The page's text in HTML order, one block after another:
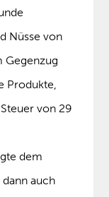
Nüsse von
Gegenzug
Produkte,
von 29
dem
auch